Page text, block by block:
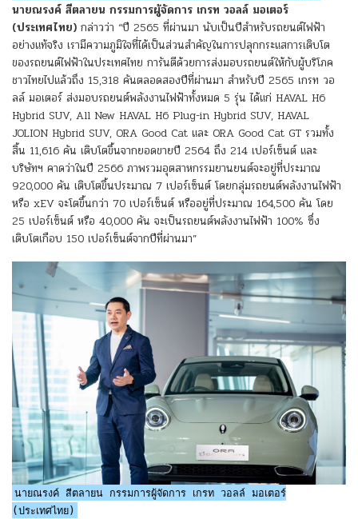
นายณรงค์ สีตลายน กรรมการผู้จัดการ เกรท วอลล์ มอเตอร์
(ประเทศไทย) กล่าวว่า “ปี 2565 ที่ผ่านมา นับเป็นปีสำหรับรถยนต์ไฟฟ้า
อย่างแท้จริง เรามีความภูมิใจที่ได้เป็นส่วนสำคัญในการปลุกกระแสการเติบโต
ของรถยนต์ไฟฟ้าในประเทศไทย การันตีด้วยการส่งมอบรถยนต์ให้กับผู้บริโภค
ชาวไทยไปแล้วถึง 15,318 คันตลอดสองปีที่ผ่านมา สำหรับปี 2565 เกรท วอ
ลล์ มอเตอร์ ส่งมอบรถยนต์พลังงานไฟฟ้าทั้งหมด 5 รุ่น ได้แก่ HAVAL H6
Hybrid SUV, All New HAVAL H6 Plug-in Hybrid SUV, HAVAL
JOLION Hybrid SUV, ORA Good Cat และ ORA Good Cat GT รวมทั้ง
สิ้น 11,616 คัน เติบโตขึ้นจากยอดขายปี 2564 ถึง 214 เปอร์เซ็นต์ และ
บริษัทฯ คาดว่าในปี 2566 ภาพรวมอุตสาหกรรมยานยนต์จะอยู่ที่ประมาณ
920,000 คัน เติบโตขึ้นประมาณ 7 เปอร์เซ็นต์ โดยกลุ่มรถยนต์พลังงานไฟฟ้า
หรือ xEV จะโตขึ้นกว่า 70 เปอร์เซ็นต์ หรืออยู่ที่ประมาณ 164,500 คัน โดย
25 เปอร์เซ็นต์ หรือ 40,000 คัน จะเป็นรถยนต์พลังงานไฟฟ้า 100% ซึ่ง
เติบโตเกือบ 150 เปอร์เซ็นต์จากปีที่ผ่านมา”
นายณรงค์ สีตลายน กรรมการผู้จัดการ เกรท วอลล์ มอเตอร์
(ประเทศไทย)